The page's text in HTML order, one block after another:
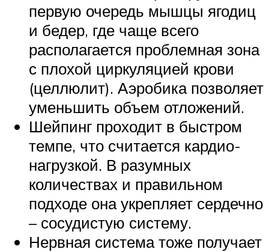
первую очередь мышцы ягодиц
и бедер, где чаще всего
располагается проблемная зона
с плохой циркуляцией крови
(целлюлит). Аэробика позволяет
уменьшить объем отложений.
Шейпинг проходит в быстром
темпе, что считается кардио-
нагрузкой. В разумных
количествах и правильном
подходе она укрепляет сердечно
– сосудистую систему.
Нервная система тоже получает